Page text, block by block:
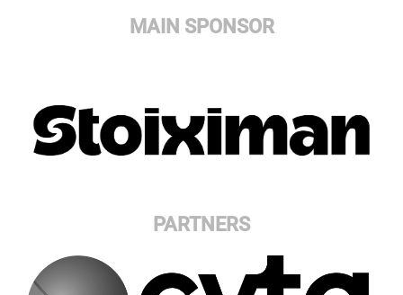
MAIN SPONSOR
PARTNERS